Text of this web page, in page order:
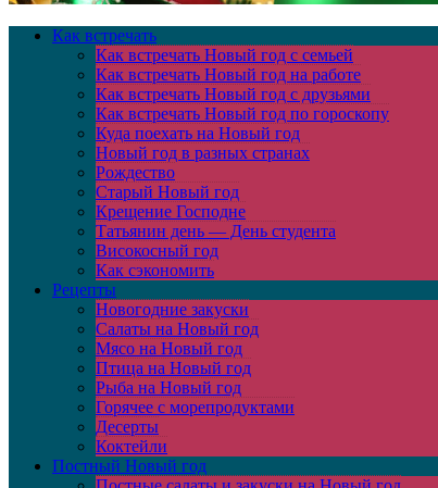
Как встречать
Как встречать Новый год с семьей
Как встречать Новый год на работе
Как встречать Новый год с друзьями
Как встречать Новый год по гороскопу
Куда поехать на Новый год
Новый год в разных странах
Рождество
Старый Новый год
Крещение Господне
Татьянин день — День студента
Високосный год
Как сэкономить
Рецепты
Новогодние закуски
Салаты на Новый год
Мясо на Новый год
Птица на Новый год
Рыба на Новый год
Горячее с морепродуктами
Десерты
Коктейли
Постный Новый год